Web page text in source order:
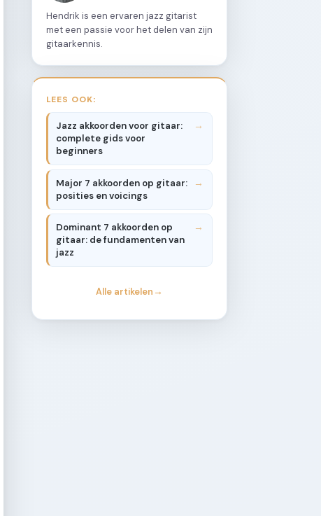
Hendrik is een ervaren jazz gitarist
met een passie voor het delen van zijn
gitaarkennis.
LEES OOK:
Jazz akkoorden voor gitaar:
complete gids voor
beginners
Major 7 akkoorden op gitaar:
posities en voicings
Dominant 7 akkoorden op
gitaar: de fundamenten van
jazz
Alle artikelen